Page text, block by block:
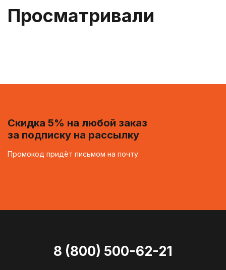
Просматривали
Скидка 5% на любой заказ
за подписку на рассылку
Промокод придёт письмом на почту
8 (800) 500-62-21